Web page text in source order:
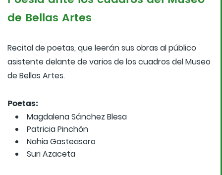
de Bellas Artes
Recital de poetas, que leerán sus obras al público
asistente delante de varios de los cuadros del Museo
de Bellas Artes.
Poetas:
Magdalena Sánchez Blesa
Patricia Pinchón
Nahia Gasteasoro
Suri Azaceta